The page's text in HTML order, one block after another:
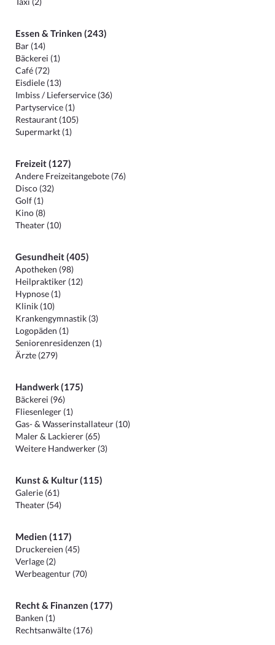
Essen & Trinken (243)
Bar (14)
Bäckerei (1)
Café (72)
Eisdiele (13)
Imbiss / Lieferservice (36)
Partyservice (1)
Restaurant (105)
Supermarkt (1)
Freizeit (127)
Andere Freizeitangebote (76)
Disco (32)
Golf (1)
Kino (8)
Theater (10)
Gesundheit (405)
Apotheken (98)
Heilpraktiker (12)
Hypnose (1)
Klinik (10)
Krankengymnastik (3)
Logopäden (1)
Seniorenresidenzen (1)
Ärzte (279)
Handwerk (175)
Bäckerei (96)
Fliesenleger (1)
Gas- & Wasserinstallateur (10)
Maler & Lackierer (65)
Weitere Handwerker (3)
Kunst & Kultur (115)
Galerie (61)
Theater (54)
Medien (117)
Druckereien (45)
Verlage (2)
Werbeagentur (70)
Recht & Finanzen (177)
Banken (1)
Rechtsanwälte (176)